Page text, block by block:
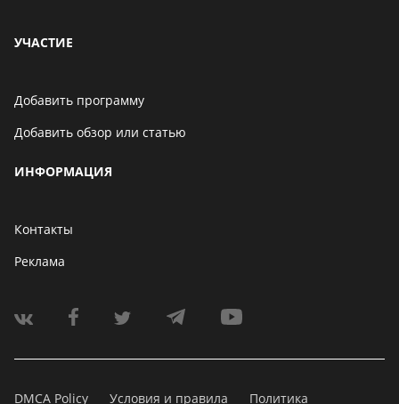
УЧАСТИЕ
Добавить программу
Добавить обзор или статью
ИНФОРМАЦИЯ
Контакты
Реклама
DMCA Policy Условия и правила Политика